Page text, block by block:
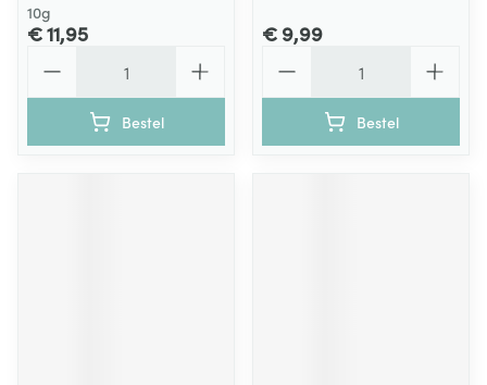
10g
€ 11,95
Bestel
€ 9,99
Bestel